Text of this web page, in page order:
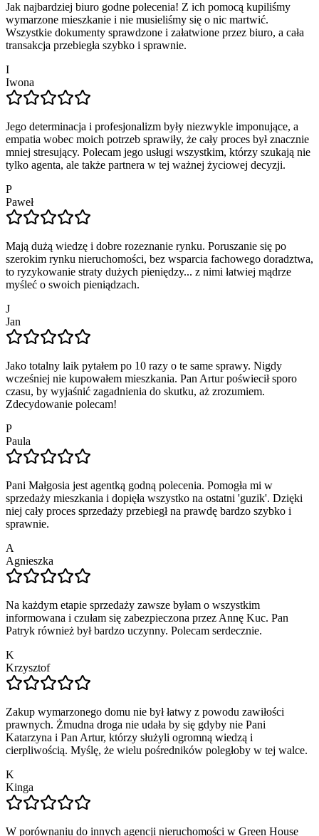
Jak najbardziej biuro godne polecenia! Z ich pomocą kupiliśmy
wymarzone mieszkanie i nie musieliśmy się o nic martwić.
Wszystkie dokumenty sprawdzone i załatwione przez biuro, a cała
transakcja przebiegła szybko i sprawnie.
I
Iwona
Jego determinacja i profesjonalizm były niezwykle imponujące, a
empatia wobec moich potrzeb sprawiły, że cały proces był znacznie
mniej stresujący. Polecam jego usługi wszystkim, którzy szukają nie
tylko agenta, ale także partnera w tej ważnej życiowej decyzji.
P
Paweł
Mają dużą wiedzę i dobre rozeznanie rynku. Poruszanie się po
szerokim rynku nieruchomości, bez wsparcia fachowego doradztwa,
to ryzykowanie straty dużych pieniędzy... z nimi łatwiej mądrze
myśleć o swoich pieniądzach.
J
Jan
Jako totalny laik pytałem po 10 razy o te same sprawy. Nigdy
wcześniej nie kupowałem mieszkania. Pan Artur poświecił sporo
czasu, by wyjaśnić zagadnienia do skutku, aż zrozumiem.
Zdecydowanie polecam!
P
Paula
Pani Małgosia jest agentką godną polecenia. Pomogła mi w
sprzedaży mieszkania i dopięła wszystko na ostatni 'guzik'. Dzięki
niej cały proces sprzedaży przebiegł na prawdę bardzo szybko i
sprawnie.
A
Agnieszka
Na każdym etapie sprzedaży zawsze byłam o wszystkim
informowana i czułam się zabezpieczona przez Annę Kuc. Pan
Patryk również był bardzo uczynny. Polecam serdecznie.
K
Krzysztof
Zakup wymarzonego domu nie był łatwy z powodu zawiłości
prawnych. Żmudna droga nie udała by się gdyby nie Pani
Katarzyna i Pan Artur, którzy służyli ogromną wiedzą i
cierpliwością. Myślę, że wielu pośredników poległoby w tej walce.
K
Kinga
W porównaniu do innych agencji nieruchomości w Green House